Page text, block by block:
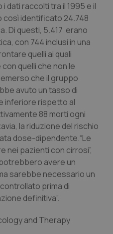
dati raccolti tra il 1995 e il
così identificato 24.748
Di questi, 5.417 erano
con 744 inclusi in una
quelli ai quali
quelli che non le
che il gruppo
avuto un tasso di
inferiore rispetto al
88 morti ogni
la riduzione del rischio
dose-dipendente.“Le
nei pazienti con cirrosi”,
avere un
sarebbe necessario un
prima di
definitiva”.
and Therapy